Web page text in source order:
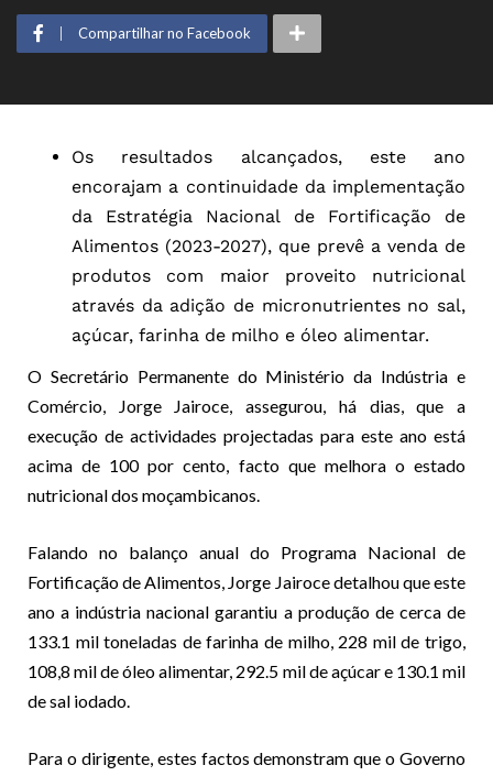
Compartilhar no Facebook
Os resultados alcançados, este ano
encorajam a continuidade da implementação
da Estratégia Nacional de Fortificação de
Alimentos (2023-2027), que prevê a venda de
produtos com maior proveito nutricional
através da adição de micronutrientes no sal,
açúcar, farinha de milho e óleo alimentar.
O Secretário Permanente do Ministério da Indústria e
Comércio, Jorge Jairoce, assegurou, há dias, que a
execução de actividades projectadas para este ano está
acima de 100 por cento, facto que melhora o estado
nutricional dos moçambicanos.
Falando no balanço anual do Programa Nacional de
Fortificação de Alimentos, Jorge Jairoce detalhou que este
ano a indústria nacional garantiu a produção de cerca de
133.1 mil toneladas de farinha de milho, 228 mil de trigo,
108,8 mil de óleo alimentar, 292.5 mil de açúcar e 130.1 mil
de sal iodado.
Para o dirigente, estes factos demonstram que o Governo